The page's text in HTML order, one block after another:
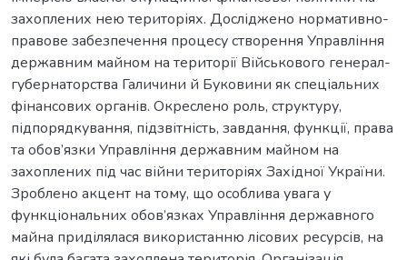
захоплених нею територіях. Досліджено нормативно-
правове забезпечення процесу створення Управління
державним майном на території Військового генерал-
губернаторства Галичини й Буковини як спеціальних
фінансових органів. Окреслено роль, структуру,
підпорядкування, підзвітність, завдання, функції, права
та обов’язки Управління державним майном на
захоплених під час війни територіях Західної України.
Зроблено акцент на тому, що особлива увага у
функціональних обов’язках Управління державного
майна приділялася використанню лісових ресурсів, на